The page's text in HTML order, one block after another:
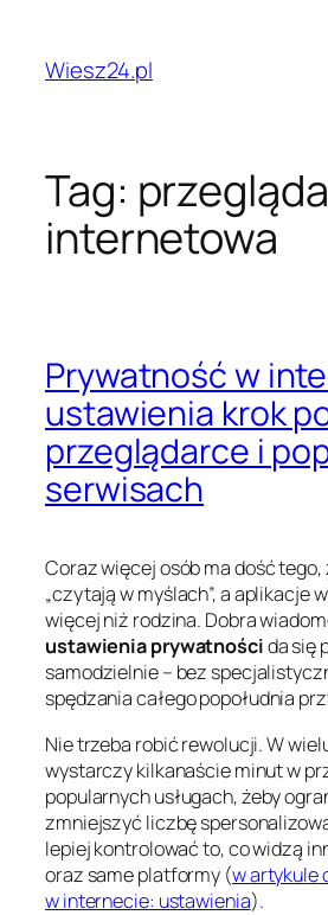
treściWiesz24.pl
Tag:
internetowa
Prywatność w
ustawienia krok
przeglądarce i
serwisach
Coraz więcej osób ma dość tego,
„czytają w myślach”, a aplikacje
więcej niż rodzina. Dobra
ustawienia prywatnościda się
samodzielnie – bez
spędzania całego popołudnia
Nie trzeba robić rewolucji. W
wystarczy kilkanaście minut w
popularnych usługach, żeby
zmniejszyć liczbę
lepiej kontrolować to, co widzą
oraz same platformy (w artykule
w internecie: ustawienia).